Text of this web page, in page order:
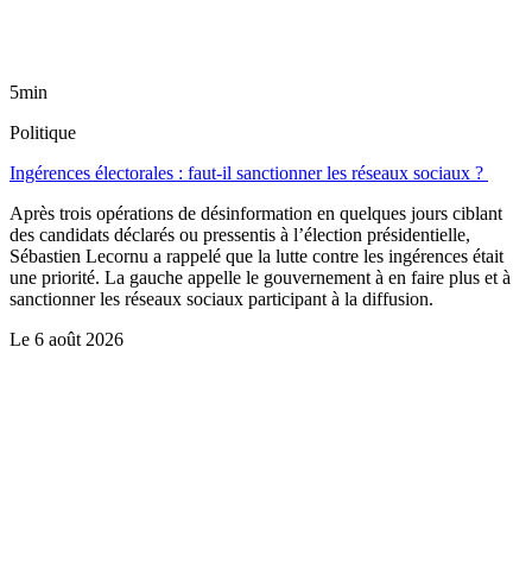
5min
Politique
Ingérences électorales : faut-il sanctionner les réseaux sociaux ?
Après trois opérations de désinformation en quelques jours ciblant
des candidats déclarés ou pressentis à l’élection présidentielle,
Sébastien Lecornu a rappelé que la lutte contre les ingérences était
une priorité. La gauche appelle le gouvernement à en faire plus et à
sanctionner les réseaux sociaux participant à la diffusion.
Le 6 août 2026